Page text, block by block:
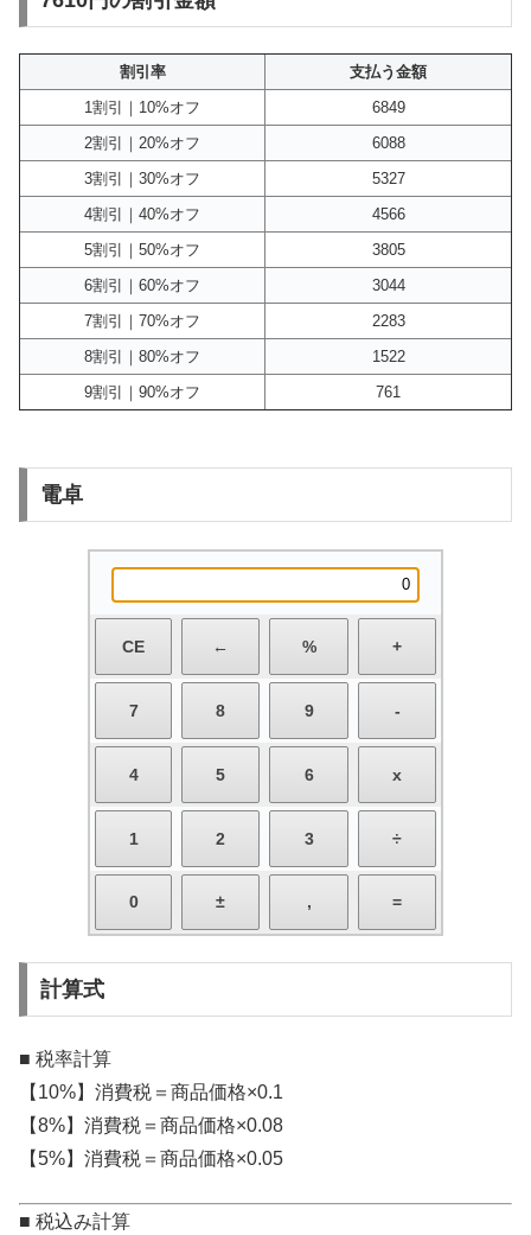
割引率
支払う金額
1割引｜10%オフ
6849
2割引｜20%オフ
6088
3割引｜30%オフ
5327
4割引｜40%オフ
4566
5割引｜50%オフ
3805
6割引｜60%オフ
3044
7割引｜70%オフ
2283
8割引｜80%オフ
1522
9割引｜90%オフ
761
電卓
計算式
■ 税率計算
【10%】消費税＝商品価格×0.1
【8%】消費税＝商品価格×0.08
【5%】消費税＝商品価格×0.05
■ 税込み計算